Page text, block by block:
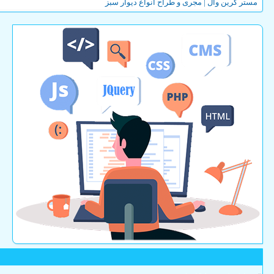
مستر گرین وال | مجری و طراح انواع دیوار سبز